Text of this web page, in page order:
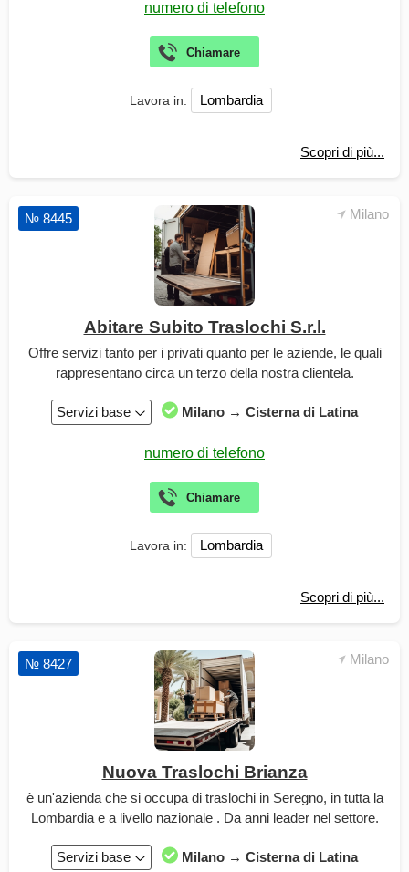
Lavora in: Lombardia
Scopri di più...
Milano
№ 8445
Abitare Subito Traslochi S.r.l.
Offre servizi tanto per i privati quanto per le aziende, le quali
rappresentano circa un terzo della nostra clientela.
Servizi base Milano → Cisterna di Latina
Lavora in: Lombardia
Scopri di più...
Milano
№ 8427
Nuova Traslochi Brianza
è un'azienda che si occupa di traslochi in Seregno, in tutta la
Lombardia e a livello nazionale . Da anni leader nel settore.
Servizi base Milano → Cisterna di Latina